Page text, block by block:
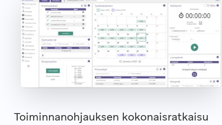
Toiminnanohjauksen kokonaisratkaisu